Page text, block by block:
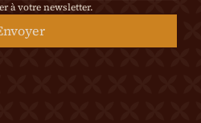
à votre newsletter.